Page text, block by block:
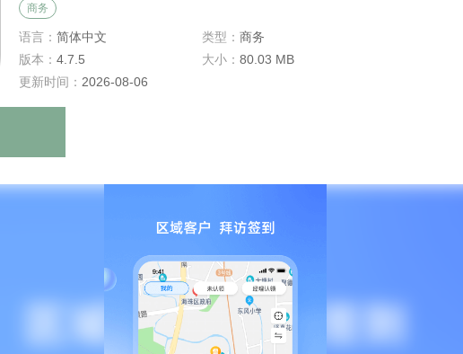
商务
语言： 简体中文 类型： 商务
版本： 4.7.5 大小： 80.03 MB
更新时间： 2026-08-06